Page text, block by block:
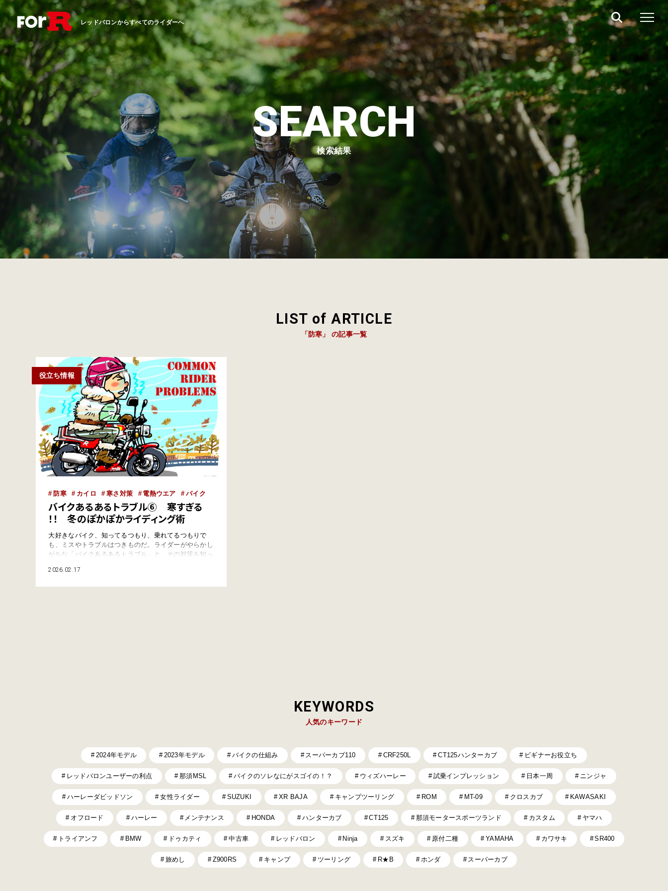
レッドバロンからすべてのライダーへ
SEARCH
検索結果
LIST of ARTICLE
「防寒」 の記事一覧
役立ち情報
防寒 カイロ 寒さ対策 電熱ウエア バイク
バイクあるあるトラブル⑥ 寒すぎる
！！ 冬のぽかぽかライディング術
大好きなバイク、知ってるつもり、乗れてるつもりで
も、ミスやトラブルはつきものだ。ライダーがやらかし
がちな「バイクあるあるトラブル」と、その対策を知っ
い。いうまでもなく寒いからだ。防寒の工夫で冬のライ
2026.02.17
KEYWORDS
人気のキーワード
2024年モデル 2023年モデル バイクの仕組み スーパーカブ110 CRF250L CT125ハンターカブ ビギナーお役立ち
レッドバロンユーザーの利点 那須MSL バイクのソレなにがスゴイの！？ ウィズハーレー 試乗インプレッション 日本一周 ニンジャ
ハーレーダビッドソン 女性ライダー SUZUKI XR BAJA キャンプツーリング ROM MT-09 クロスカブ KAWASAKI
オフロード ハーレー メンテナンス HONDA ハンターカブ CT125 那須モータースポーツランド カスタム ヤマハ
トライアンフ BMW ドゥカティ 中古車 レッドバロン Ninja スズキ 原付二種 YAMAHA カワサキ SR400
旅めし Z900RS キャンプ ツーリング R★B ホンダ スーパーカブ